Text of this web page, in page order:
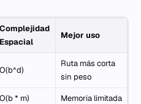
Complejidad
Espacial
Mejor uso
O(b^d)
Ruta más corta
sin peso
O(b * m) Memoria limitada